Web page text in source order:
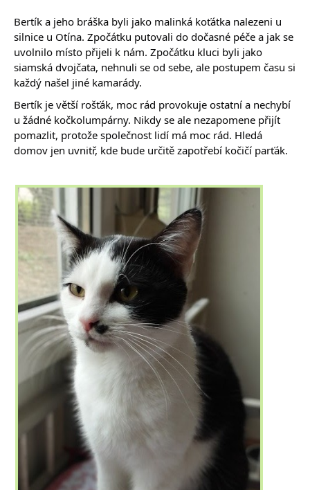
Bertík a jeho bráška byli jako malinká koťátka nalezeni u
silnice u Otína. Zpočátku putovali do dočasné péče a jak se
uvolnilo místo přijeli k nám. Zpočátku kluci byli jako
siamská dvojčata, nehnuli se od sebe, ale postupem času si
každý našel jiné kamarády.
Bertík je větší rošťák, moc rád provokuje ostatní a nechybí
u žádné kočkolumpárny. Nikdy se ale nezapomene přijít
pomazlit, protože společnost lidí má moc rád. Hledá
domov jen uvnitř, kde bude určitě zapotřebí kočičí parťák.